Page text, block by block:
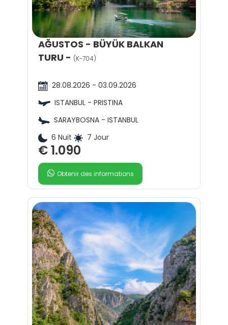
AĞUSTOS - BÜYÜK BALKAN
TURU - (K-704)
28.08.2026 - 03.09.2026
ISTANBUL - PRISTINA
SARAYBOSNA - ISTANBUL
6 Nuit
7 Jour
€ 1.090
Obtenir des informations